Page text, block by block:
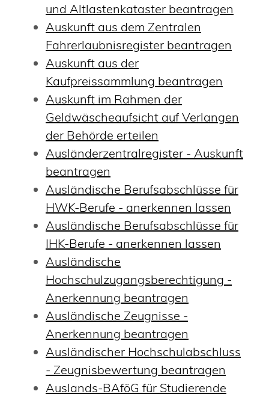
und Altlastenkataster beantragen
Auskunft aus dem Zentralen
Fahrerlaubnisregister beantragen
Auskunft aus der
Kaufpreissammlung beantragen
Auskunft im Rahmen der
Geldwäscheaufsicht auf Verlangen
der Behörde erteilen
Ausländerzentralregister - Auskunft
beantragen
Ausländische Berufsabschlüsse für
HWK-Berufe - anerkennen lassen
Ausländische Berufsabschlüsse für
IHK-Berufe - anerkennen lassen
Ausländische
Hochschulzugangsberechtigung -
Anerkennung beantragen
Ausländische Zeugnisse -
Anerkennung beantragen
Ausländischer Hochschulabschluss
- Zeugnisbewertung beantragen
Auslands-BAföG für Studierende